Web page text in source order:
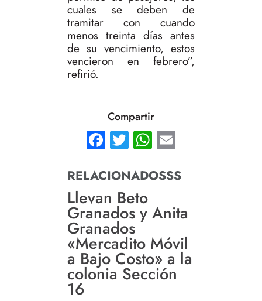
cuales se deben de
tramitar con cuando
menos treinta días antes
de su vencimiento, estos
vencieron en febrero”,
refirió.
Compartir
Facebook
TwitterWhatsApp
RELACIONADOSSS
Llevan Beto
Granados y Anita
Granados
«Mercadito Móvil
a Bajo Costo» a la
colonia Sección
16